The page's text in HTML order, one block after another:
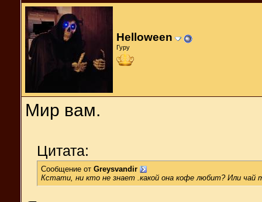
Helloween
Гуру
Мир вам.
Цитата:
Сообщение от Greysvandir
Кстати, ни кто не знает .какой она кофе любит? Или чай